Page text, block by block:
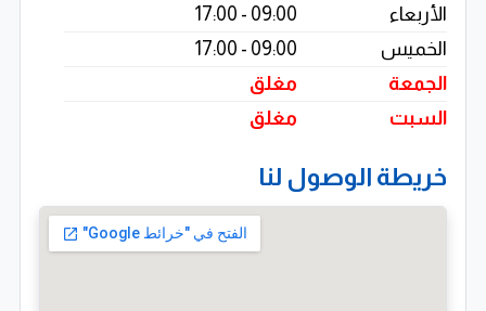
الأربعاء
09:00 - 17:00
الخميس
09:00 - 17:00
الجمعة
مغلق
السبت
مغلق
خريطة الوصول لنا